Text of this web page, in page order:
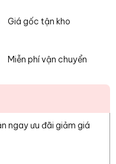
Giá gốc tận kho
Miễn phí vận chuyển
ngay ưu đãi giảm giá